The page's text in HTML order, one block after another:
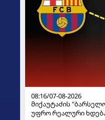
08:16/07-08-2026
მიქაუტაძის
უფრო რეალური